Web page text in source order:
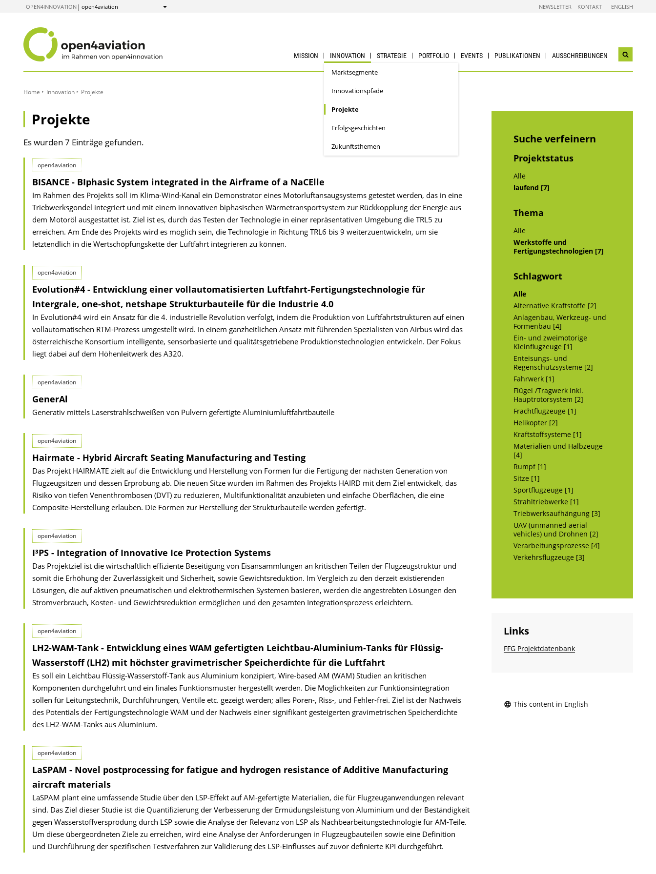
OPEN4INNOVATION open4aviation
Anzeigen
NEWSLETTER KONTAKT ENGLISH
MISSION INNOVATION
Marktsegmente
Innovationspfade
Projekte
Erfolgs­geschichten
Zukunftsthemen
STRATEGIE PORTFOLIO EVENTS PUBLIKATIONEN AUSSCHREIBUNGEN
Home Innovation Projekte
Projekte
Es wurden 7 Einträge gefunden.
open4aviation
BISANCE - BIphasic System integrated in the Airframe of a NaCElle
Im Rahmen des Projekts soll im Klima-Wind-Kanal ein Demonstrator eines Motorluftansaugsystems getestet werden, das in eine
Triebwerksgondel integriert und mit einem innovativen biphasischen Wärmetransportsystem zur Rückkopplung der Energie aus
dem Motoröl ausgestattet ist. Ziel ist es, durch das Testen der Technologie in einer repräsentativen Umgebung die TRL5 zu
erreichen. Am Ende des Projekts wird es möglich sein, die Technologie in Richtung TRL6 bis 9 weiterzuentwickeln, um sie
letztendlich in die Wertschöpfungskette der Luftfahrt integrieren zu können.
open4aviation
Evolution#4 - Entwicklung einer vollautomatisierten Luftfahrt-Fertigungs­technologie für
Intergrale, one-shot, netshape Strukturbauteile für die Industrie 4.0
In Evolution#4 wird ein Ansatz für die 4. industrielle Revolution verfolgt, indem die Produktion von Luftfahrtstrukturen auf einen
vollautomatischen RTM-Prozess umgestellt wird. In einem ganzheitlichen Ansatz mit führenden Spezialisten von Airbus wird das
österreichische Konsortium intelligente, sensorbasierte und qualitätsgetriebene Produktionstechnologien entwickeln. Der Fokus
liegt dabei auf dem Höhenleitwerk des A320.
open4aviation
GenerAl
Generativ mittels Laserstrahlschweißen von Pulvern gefertigte Aluminiumluftfahrtbauteile
open4aviation
Hairmate - Hybrid Aircraft Seating Manufacturing and Testing
Das Projekt HAIRMATE zielt auf die Entwicklung und Herstellung von Formen für die Fertigung der nächsten Generation von
Flugzeugsitzen und dessen Erprobung ab. Die neuen Sitze wurden im Rahmen des Projekts HAIRD mit dem Ziel entwickelt, das
Risiko von tiefen Venenthrombosen (DVT) zu reduzieren, Multifunktionalität anzubieten und einfache Oberflächen, die eine
Composite-Herstellung erlauben. Die Formen zur Herstellung der Strukturbauteile werden gefertigt.
open4aviation
I³PS - Integration of Innovative Ice Protection Systems
Das Projektziel ist die wirtschaftlich effiziente Beseitigung von Eisansammlungen an kritischen Teilen der Flugzeugstruktur und
somit die Erhöhung der Zuverlässigkeit und Sicherheit, sowie Gewichtsreduktion. Im Vergleich zu den derzeit existierenden
Lösungen, die auf aktiven pneumatischen und elektrothermischen Systemen basieren, werden die angestrebten Lösungen den
Stromverbrauch, Kosten- und Gewichtsreduktion ermöglichen und den gesamten Integrationsprozess erleichtern.
open4aviation
LH2-WAM-Tank - Entwicklung eines WAM gefertigten Leichtbau-Aluminium-Tanks für Flüssig-
Wasserstoff (LH2) mit höchster gravimetrischer Speicherdichte für die Luftfahrt
Es soll ein Leichtbau Flüssig-Wasserstoff-Tank aus Aluminium konzipiert, Wire-based AM (WAM) Studien an kritischen
Komponenten durchgeführt und ein finales Funktionsmuster hergestellt werden. Die Möglichkeiten zur Funktionsintegration
sollen für Leitungstechnik, Durchführungen, Ventile etc. gezeigt werden; alles Poren-, Riss-, und Fehler-frei. Ziel ist der Nachweis
des Potentials der Fertigungstechnologie WAM und der Nachweis einer signifikant gesteigerten gravimetrischen Speicherdichte
des LH2-WAM-Tanks aus Aluminium.
open4aviation
LaSPAM - Novel postprocessing for fatigue and hydrogen resistance of Additive Manufacturing
aircraft materials
LaSPAM plant eine umfassende Studie über den LSP-Effekt auf AM-gefertigte Materialien, die für Flugzeuganwendungen relevant
sind. Das Ziel dieser Studie ist die Quantifizierung der Verbesserung der Ermüdungsleistung von Aluminium und der Beständigkeit
gegen Wasserstoffversprödung durch LSP sowie die Analyse der Relevanz von LSP als Nachbearbeitungstechnologie für AM-Teile.
Um diese übergeordneten Ziele zu erreichen, wird eine Analyse der Anforderungen in Flugzeugbauteilen sowie eine Definition
und Durchführung der spezifischen Testverfahren zur Validierung des LSP-Einflusses auf zuvor definierte KPI durchgeführt.
Suche verfeinern
Projektstatus
Alle
laufend [7]
Thema
Alle
Werkstoffe und
Fertigungstechnologien [7]
Schlagwort
Alle
Alternative Kraftstoffe [2]
Anlagenbau, Werkzeug- und
Formenbau [4]
Ein- und zweimotorige
Kleinflugzeuge [1]
Enteisungs- und
Regenschutzsysteme [2]
Fahrwerk [1]
Flügel /Tragwerk inkl.
Hauptrotorsystem [2]
Frachtflugzeuge [1]
Helikopter [2]
Kraftstoffsysteme [1]
Materialien und Halbzeuge
[4]
Rumpf [1]
Sitze [1]
Sportflugzeuge [1]
Strahltriebwerke [1]
Triebwerksaufhängung [3]
UAV (unmanned aerial
vehicles) und Drohnen [2]
Verarbeitungsprozesse [4]
Verkehrsflugzeuge [3]
Links
FFG Projektdatenbank
This content in English